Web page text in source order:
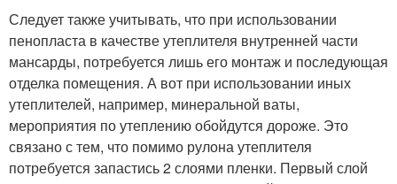
Следует также учитывать, что при использовании
пенопласта в качестве утеплителя внутренней части
мансарды, потребуется лишь его монтаж и последующая
отделка помещения. А вот при использовании иных
утеплителей, например, минеральной ваты,
мероприятия по утеплению обойдутся дороже. Это
связано с тем, что помимо рулона утеплителя
потребуется запастись 2 слоями пленки. Первый слой